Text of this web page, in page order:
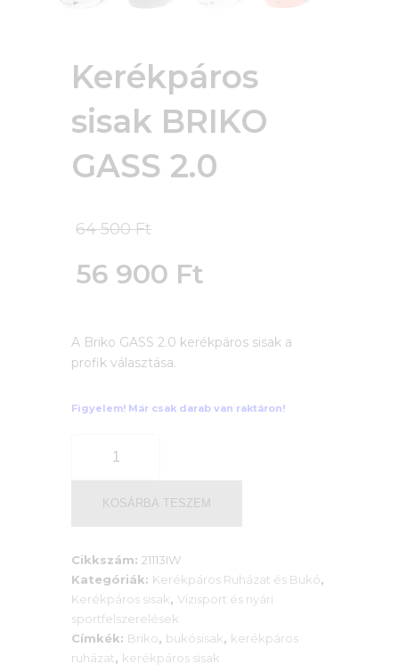
Kerékpáros
sisak BRIKO
GASS 2.0
64 500Ft
price
64
500 Ft.
56 900 Ft
price
56
900 Ft.
A Briko GASS 2.0 kerékpáros sisak a
profik választása.
Figyelem! Már csak darab van raktáron!
GASSKOSÁRBA TESZEM
Cikkszám: 21113IW
Kategóriák: Kerékpáros Ruházat és Bukó,
Kerékpáros sisak, Vízisport és nyári
sportfelszerelések
Címkék: Briko, bukósisak, kerékpáros
ruházat, kerékpáros sisak